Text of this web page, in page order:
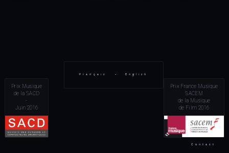
Français - English
Contact
Prix Musique
de la SACD
-
Juin 2016
Prix France Musique
SACEM
de la Musique
de Film 2016